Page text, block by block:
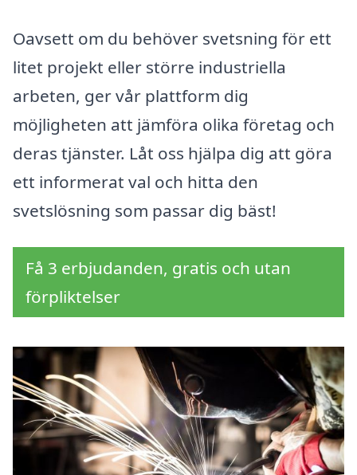
Oavsett om du behöver svetsning för ett
litet projekt eller större industriella
arbeten, ger vår plattform dig
möjligheten att jämföra olika företag och
deras tjänster. Låt oss hjälpa dig att göra
ett informerat val och hitta den
svetslösning som passar dig bäst!
Få 3 erbjudanden, gratis och utan
förpliktelser